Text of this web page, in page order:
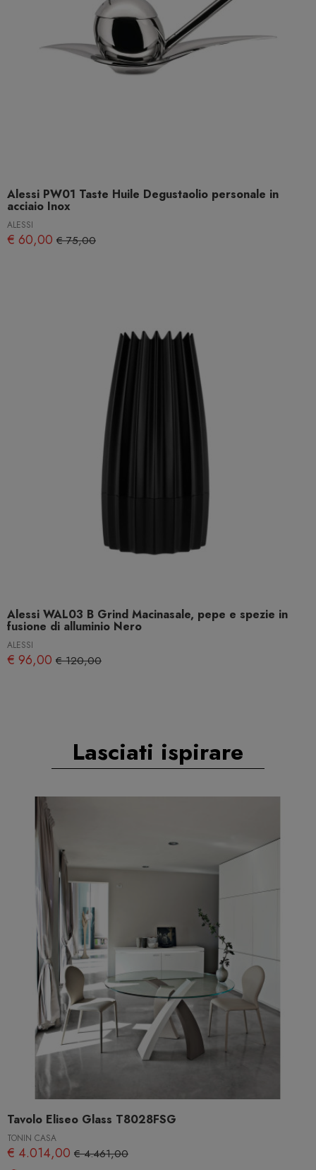
Alessi PW01 Taste Huile Degustaolio personale in
acciaio Inox
ALESSI
€ 60,00 € 75,00
Alessi WAL03 B Grind Macinasale, pepe e spezie in
fusione di alluminio Nero
ALESSI
€ 96,00 € 120,00
Lasciati ispirare
Tavolo Eliseo Glass T8028FSG
TONIN CASA
€ 4.014,00 € 4.461,00